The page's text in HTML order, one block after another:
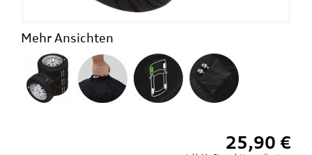
Mehr Ansichten
25,90 €